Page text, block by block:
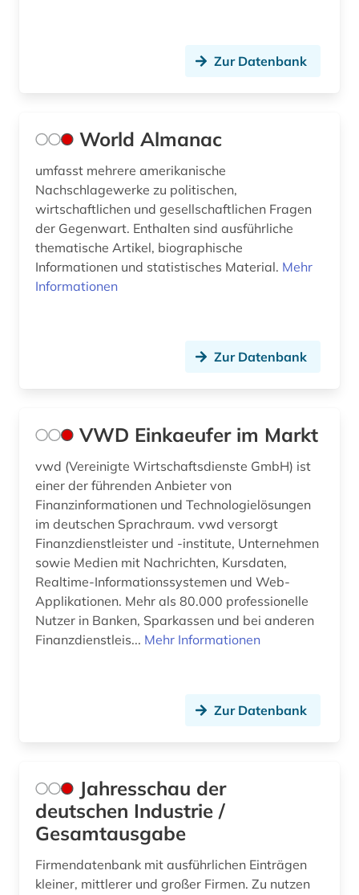
genossenschaften (1)
geographische namen (1)
geschichte (22)
geschichte 1800-1930 (1)
gesundheit (4)
globalisierung (4)
großbetrieb (1)
großbritannien (2)
gus (1)
handel (11)
historische karte (1)
indikator (1)
indikatoren (1)
informatik (1)
Zur Datenbank
World Almanac
umfasst mehrere amerikanische
Nachschlagewerke zu politischen,
wirtschaftlichen und gesellschaftlichen Fragen
der Gegenwart. Enthalten sind ausführliche
thematische Artikel, biographische
Informationen und statistisches Material. Mehr
Informationen
Zur Datenbank
VWD Einkaeufer im Markt
vwd (Vereinigte Wirtschaftsdienste GmbH) ist
einer der führenden Anbieter von
Finanzinformationen und Technologielösungen
im deutschen Sprachraum. vwd versorgt
Finanzdienstleister und -institute, Unternehmen
sowie Medien mit Nachrichten, Kursdaten,
Realtime-Informationssystemen und Web-
Applikationen. Mehr als 80.000 professionelle
Nutzer in Banken, Sparkassen und bei anderen
Finanzdienstleis... Mehr Informationen
Zur Datenbank
Jahresschau der
deutschen Industrie /
Gesamtausgabe
Firmendatenbank mit ausführlichen Einträgen
kleiner, mittlerer und großer Firmen. Zu nutzen